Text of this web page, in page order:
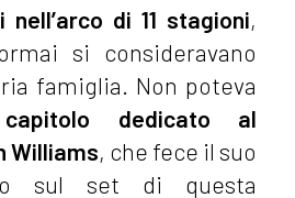
nell’arco di 11 stagioni,
si consideravano
famiglia. Non poteva
dedicato al
Williams, che fece il suo
sul set di questa